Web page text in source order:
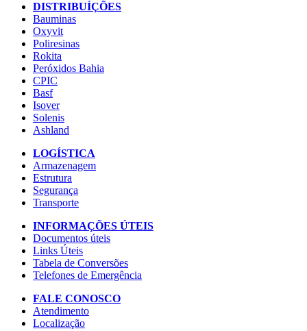
DISTRIBUÍÇÕES
Bauminas
Oxyvit
Poliresinas
Rokita
Peróxidos Bahia
CPIC
Basf
Isover
Solenis
Ashland
LOGÍSTICA
Armazenagem
Estrutura
Segurança
Transporte
INFORMAÇÕES ÚTEIS
Documentos úteis
Links Úteis
Tabela de Conversões
Telefones de Emergência
FALE CONOSCO
Atendimento
Localização